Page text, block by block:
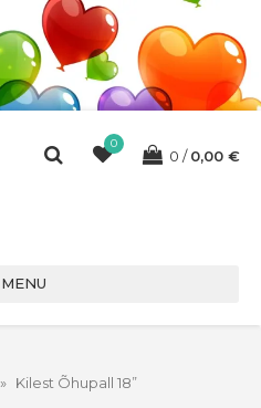
0
0 0,00 €
MENU
» Kilest Õhupall 18”